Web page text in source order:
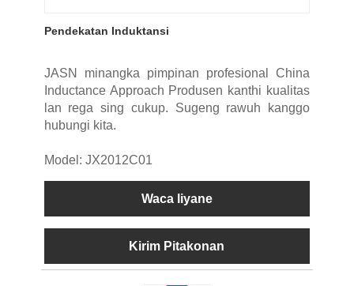
Pendekatan Induktansi
JASN minangka pimpinan profesional China
Inductance Approach Produsen kanthi kualitas
lan rega sing cukup. Sugeng rawuh kanggo
hubungi kita.
Model: JX2012C01
Waca liyane
Kirim Pitakonan